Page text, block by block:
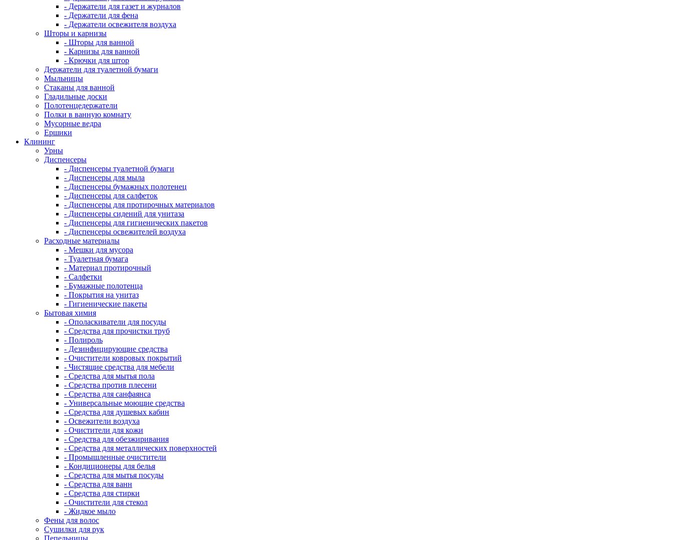
- Держатели для газет и журналов
- Держатели для фена
- Держатели освежителя воздуха
Шторы и карнизы
- Шторы для ванной
- Карнизы для ванной
- Крючки для штор
Держатели для туалетной бумаги
Мыльницы
Стаканы для ванной
Гладильные доски
Полотенцедержатели
Полки в ванную комнату
Мусорные ведра
Ершики
Клининг
Урны
Диспенсеры
- Диспенсеры туалетной бумаги
- Диспенсеры для мыла
- Диспенсеры бумажных полотенец
- Диспенсеры для салфеток
- Диспенсеры для протирочных материалов
- Диспенсеры сидений для унитаза
- Диспенсеры для гигиенических пакетов
- Диспенсеры освежителей воздуха
Расходные материалы
- Мешки для мусора
- Туалетная бумага
- Материал протирочный
- Салфетки
- Бумажные полотенца
- Покрытия на унитаз
- Гигиенические пакеты
Бытовая химия
- Ополаскиватели для посуды
- Средства для прочистки труб
- Полироль
- Дезинфицирующие средства
- Очистители ковровых покрытий
- Чистящие средства для мебели
- Средства для мытья пола
- Средства против плесени
- Средства для санфаянса
- Универсальные моющие средства
- Средства для душевых кабин
- Освежители воздуха
- Очистители для кожи
- Средства для обезжиривания
- Средства для металлических поверхностей
- Промышленные очистители
- Кондиционеры для белья
- Средства для мытья посуды
- Средства для ванн
- Средства для стирки
- Очистители для стекол
- Жидкое мыло
Фены для волос
Сушилки для рук
Пепельницы